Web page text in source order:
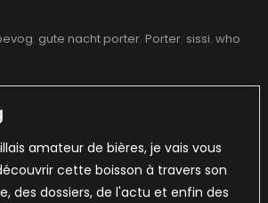
, gute nacht porter, Porter, sissi, who
amateur de bières, je vais vous
cette boisson à travers son
des dossiers, de l'actu et enfin des